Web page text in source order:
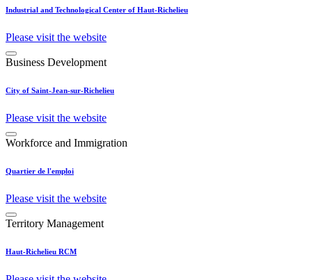
Industrial and Technological Center of Haut-Richelieu
Please visit the website
Business Development
City of Saint-Jean-sur-Richelieu
Please visit the website
Workforce and Immigration
Quartier de l'emploi
Please visit the website
Territory Management
Haut-Richelieu RCM